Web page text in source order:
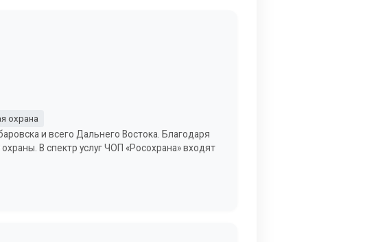
охрана
и всего Дальнего Востока. Благодаря
В спектр услуг ЧОП «Росохрана» входят